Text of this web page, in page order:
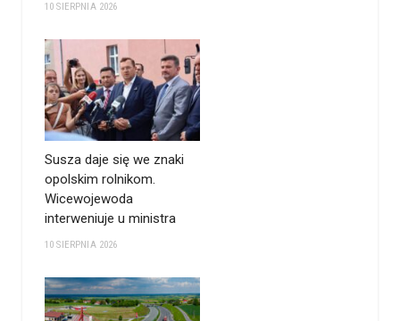
10 SIERPNIA 2026
Susza daje się we znaki
opolskim rolnikom.
Wicewojewoda
interweniuje u ministra
10 SIERPNIA 2026